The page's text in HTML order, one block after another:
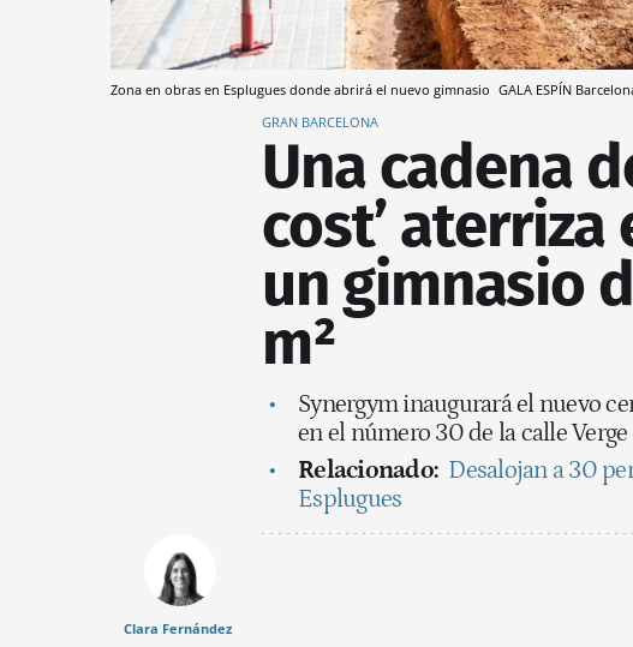
Zona en obras en Esplugues donde abrirá el nuevo gimnasio GALA ESPÍN
GRAN BARCELONA
Una cadena
cost’ aterriza
un gimnasio
m²
Synergym inaugurará el nuevo
en el número 30 de la calle
Relacionado: Desalojan a 30
Esplugues
Clara Fernández